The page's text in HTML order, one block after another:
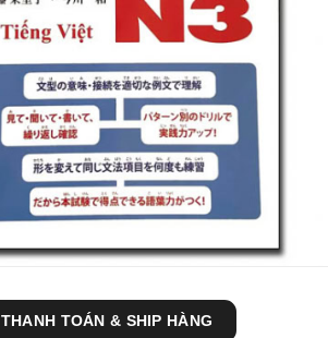
THANH TOÁN & SHIP HÀNG